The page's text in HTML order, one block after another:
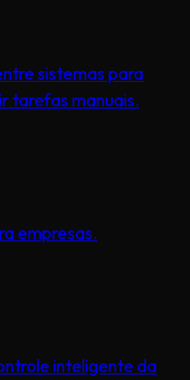
sistemas para
tarefas manuais.
empresas.
inteligente da